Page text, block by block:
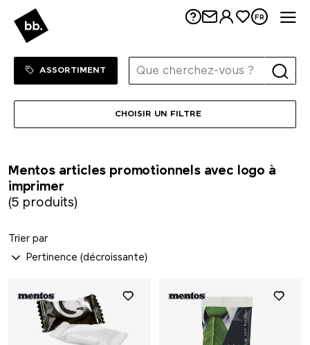
FR
SHOP
ASSORTIMENT
Mentos articles promotionnels avec logo à
imprimer
(5 produits)
CHOISIR UN FILTRE
Trier par
Neutral
Nimbus
Ocean Bottle
originalhome
PanoramaKnife
PB Swiss Tools